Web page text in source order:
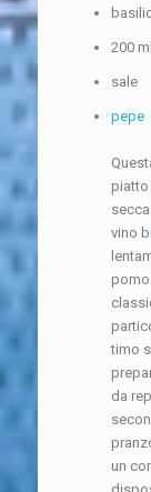
200
sale
pepe
piatto
vino
timo
da
un